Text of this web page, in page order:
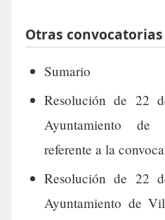
Otras convocatorias
Sumario
Resolución de 22
Ayuntamiento de
referente a la
Resolución de 22
Ayuntamiento de